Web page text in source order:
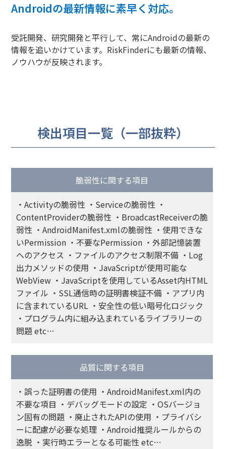
Androidの最新情報に素早く対応。
受託開発、研究開発と平行して、常にAndroidの最新の
情報を追いかけています。RiskFinderにも最新の情報、
ノウハウが反映されます。
検出項目一覧（一部抜粋）
脆弱性に関する項目
・Activityの脆弱性 ・Serviceの脆弱性 ・
ContentProviderの脆弱性 ・BroadcastReceiverの脆
弱性 ・AndroidManifest.xmlの脆弱性 ・使用できな
いPermission ・不要なPermission ・外部記憶装置
へのアクセス ・ファイルのアクセス制限不備 ・Log
出力メソッドの使用 ・JavaScriptが使用可能な
WebView ・JavaScriptを使用しているAsset内HTML
ファイル ・SSL通信時の証明書検証不備 ・アプリ内
に含まれているURL ・安全性の低い暗号化ロジック
・プログラム内に組み込まれているライブラリーの
問題 etc…
品質に関する項目
・誤った証明書の使用 ・AndroidManifest.xml内の
不要な項目 ・デバッグモードの設定 ・OSバージョ
ン固有の問題 ・廃止されたAPIの使用 ・プライバシ
ーに配慮が必要な処理 ・Android推奨ルールからの
逸脱 ・実行時エラーとなる可能性 etc…